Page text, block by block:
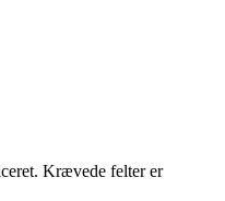
Krævede felter er